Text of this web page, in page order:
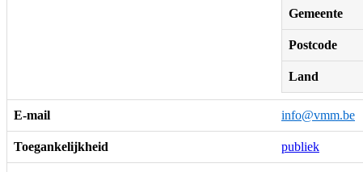
Gemeente
Postcode
Land
E-mail info@vmm.be
Toegankelijkheid publiek